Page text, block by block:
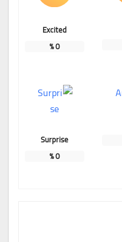
Excited
0
%
Surprise
0
%